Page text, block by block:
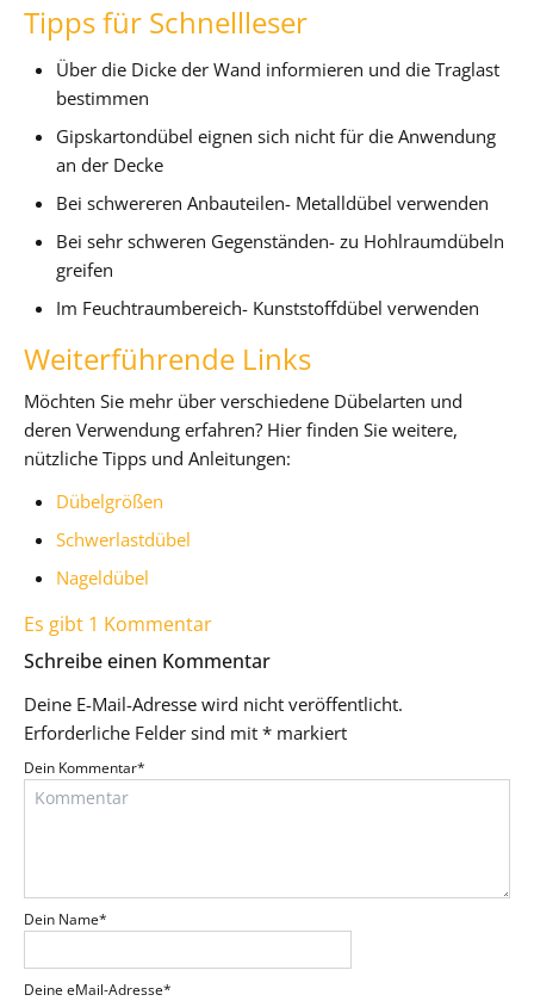
Tipps für Schnellleser
Über die Dicke der Wand informieren und die Traglast
bestimmen
Gipskartondübel eignen sich nicht für die Anwendung
an der Decke
Bei schwereren Anbauteilen- Metalldübel verwenden
Bei sehr schweren Gegenständen- zu Hohlraumdübeln
greifen
Im Feuchtraumbereich- Kunststoffdübel verwenden
Weiterführende Links
Möchten Sie mehr über verschiedene Dübelarten und
deren Verwendung erfahren? Hier finden Sie weitere,
nützliche Tipps und Anleitungen:
Dübelgrößen
Schwerlastdübel
Nageldübel
Es gibt 1 Kommentar
Schreibe einen Kommentar
Deine E-Mail-Adresse wird nicht veröffentlicht.
Erforderliche Felder sind mit * markiert
Dein Kommentar*
Dein Name*
Deine eMail-Adresse*